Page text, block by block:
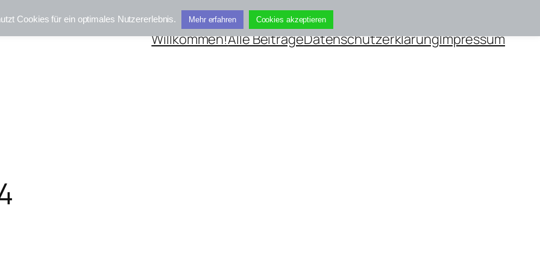
Willkommen!Alle BeiträgeDatenschutzerklärungImpressum
Cookies für ein optimales Nutzererlebnis. Mehr erfahren Cookies akzeptieren